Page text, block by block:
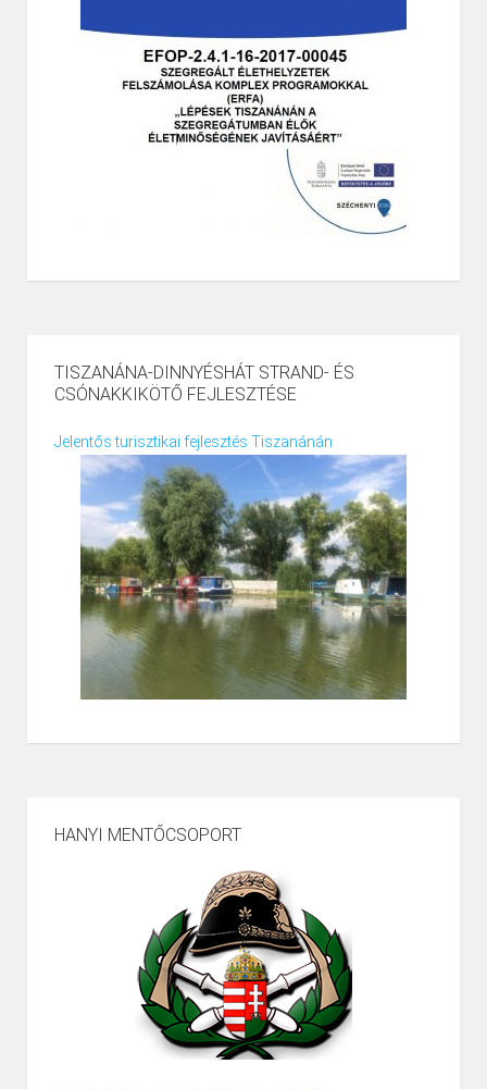
TISZANÁNA-DINNYÉSHÁT STRAND- ÉS
CSÓNAKKIKÖTŐ FEJLESZTÉSE
Jelentős turisztikai fejlesztés Tiszanánán
HANYI MENTŐCSOPORT